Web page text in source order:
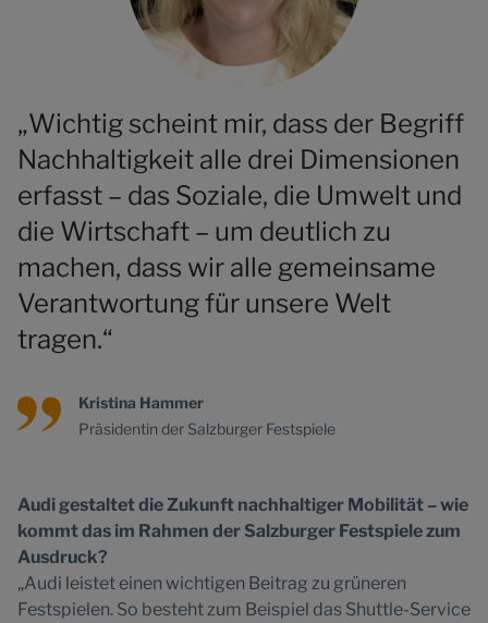
„Wichtig scheint mir, dass der Begriff
Nachhaltigkeit alle drei Dimensionen
erfasst – das Soziale, die Umwelt und
die Wirtschaft – um deutlich zu
machen, dass wir alle gemeinsame
Verantwortung für unsere Welt
tragen.“
Kristina Hammer
Präsidentin der Salzburger Festspiele
Audi gestaltet die Zukunft nachhaltiger Mobilität – wie
kommt das im Rahmen der Salzburger Festspiele zum
Ausdruck?
„Audi leistet einen wichtigen Beitrag zu grüneren
Festspielen. So besteht zum Beispiel das Shuttle-Service